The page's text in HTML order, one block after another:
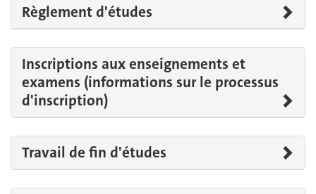
Règlement d'études
Inscriptions aux enseignements et
examens (informations sur le processus
d'inscription)
Travail de fin d'études